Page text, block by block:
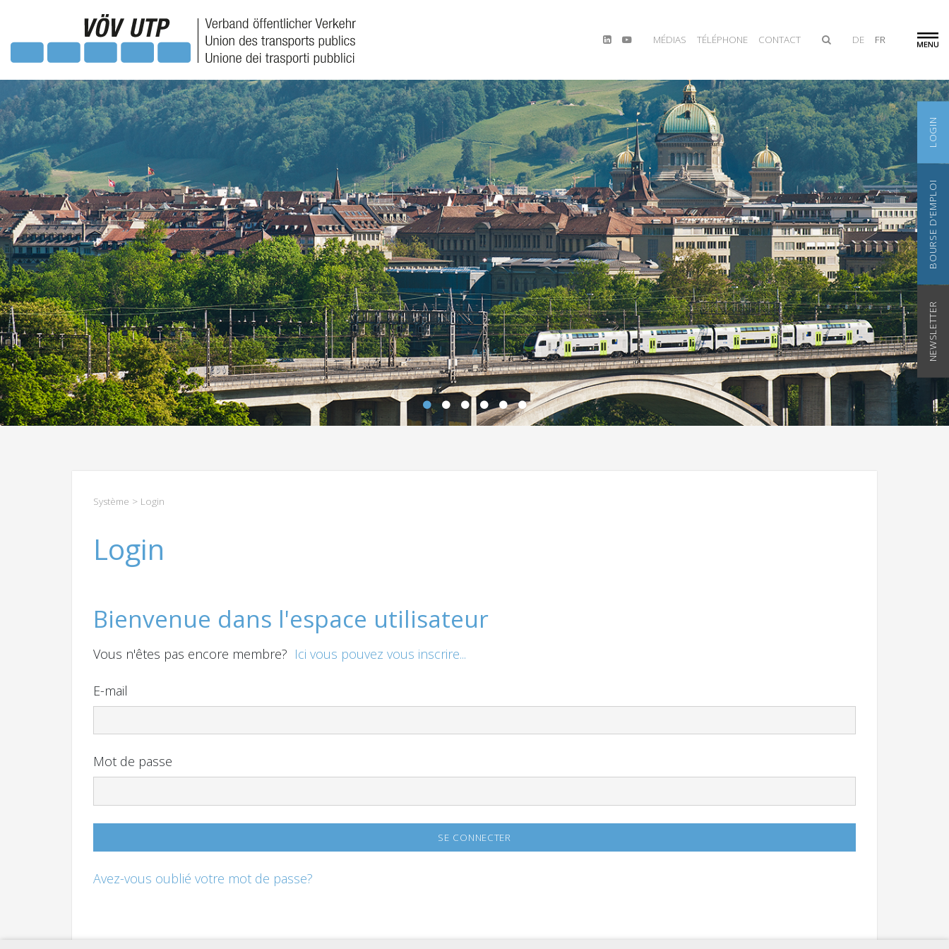
MÉDIAS TÉLÉPHONE CONTACT DE FR
LOGIN
BOURSE D'EMPLOI
NEWSLETTER
Système > Login
Login
Bienvenue dans l'espace utilisateur
Vous n'êtes pas encore membre? Ici vous pouvez vous inscrire...
E-mail
Mot de passe
Avez-vous oublié votre mot de passe?